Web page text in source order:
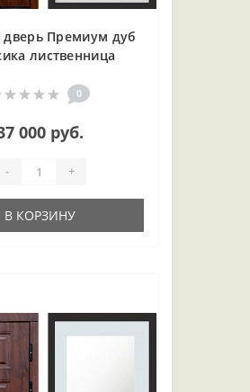
дверь Премиум дуб
лиственница
0
000 руб.
- +
В КОРЗИНУ